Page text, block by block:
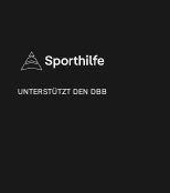
UNTERSTÜTZT DEN DBB